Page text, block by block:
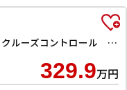
FC 4WD クリアランスソナー オートクルーズコントロール レーンアシスト 衝突被害軽減システム LEDヘッドランプ ヘッドライトウォッシャー アルミホイール スマートキー アイドリングストップ
329.9万円